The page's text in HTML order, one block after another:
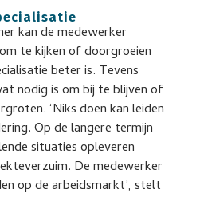
kan de medewerker
te kijken of doorgroeien
beter is. Tevens
nodig is om bij te blijven of
‘Niks doen kan leiden
Op de langere termijn
situaties opleveren
De medewerker
op de arbeidsmarkt’, stelt